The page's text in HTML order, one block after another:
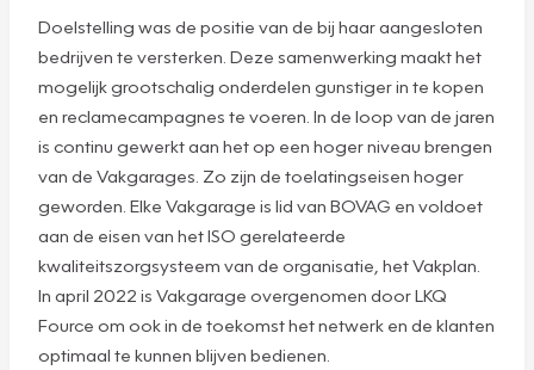
Doelstelling was de positie van de bij haar aangesloten
bedrijven te versterken. Deze samenwerking maakt het
mogelijk grootschalig onderdelen gunstiger in te kopen
en reclamecampagnes te voeren. In de loop van de jaren
is continu gewerkt aan het op een hoger niveau brengen
van de Vakgarages. Zo zijn de toelatingseisen hoger
geworden. Elke Vakgarage is lid van BOVAG en voldoet
aan de eisen van het ISO gerelateerde
kwaliteitszorgsysteem van de organisatie, het Vakplan.
In april 2022 is Vakgarage overgenomen door LKQ
Fource om ook in de toekomst het netwerk en de klanten
optimaal te kunnen blijven bedienen.